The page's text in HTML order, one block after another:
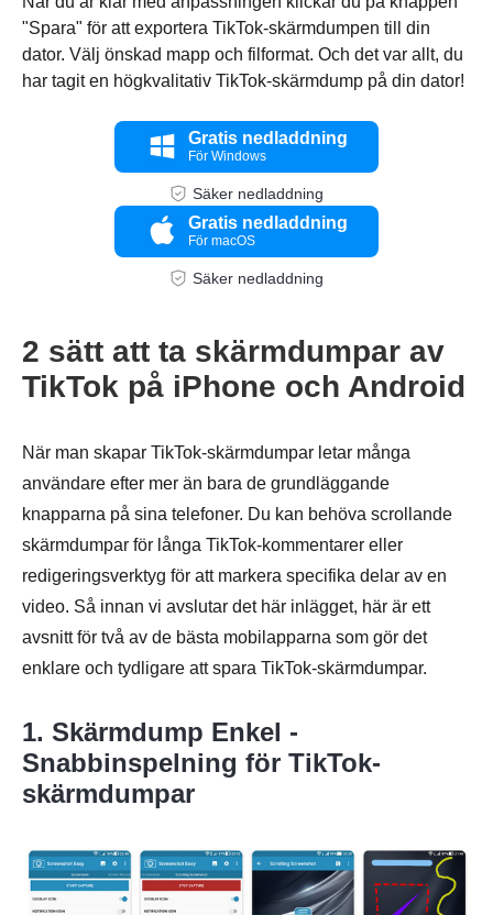
Steg 2.
"Spara" för att exportera TikTok-skärmdumpen till din
dator. Välj önskad mapp och filformat. Och det var allt, du
har tagit en högkvalitativ TikTok-skärmdump på din dator!
Gratis nedladdning
För Windows
Säker nedladdning
Gratis nedladdning
För macOS
Säker nedladdning
2 sätt att ta skärmdumpar av
TikTok på iPhone och Android
När man skapar TikTok-skärmdumpar letar många
användare efter mer än bara de grundläggande
knapparna på sina telefoner. Du kan behöva scrollande
skärmdumpar för långa TikTok-kommentarer eller
redigeringsverktyg för att markera specifika delar av en
video. Så innan vi avslutar det här inlägget, här är ett
avsnitt för två av de bästa mobilapparna som gör det
enklare och tydligare att spara TikTok-skärmdumpar.
1. Skärmdump Enkel -
Snabbinspelning för TikTok-
skärmdumpar